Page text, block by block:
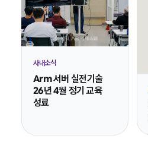
사내소식
Arm 서버 실전기술
26년 4월 정기 교육
성료